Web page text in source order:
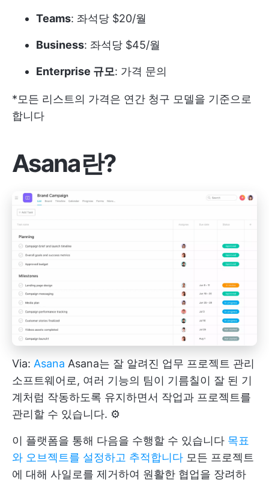
Teams: 좌석당 $20/월
Business: 좌석당 $45/월
Enterprise 규모: 가격 문의
*모든 리스트의 가격은 연간 청구 모델을 기준으로
합니다
Asana란?
Via: Asana Asana는 잘 알려진 업무 프로젝트 관리
소프트웨어로, 여러 기능의 팀이 기름칠이 잘 된 기
계처럼 작동하도록 유지하면서 작업과 프로젝트를
관리할 수 있습니다. ⚙️
이 플랫폼을 통해 다음을 수행할 수 있습니다 목표
와 오브젝트를 설정하고 추적합니다 모든 프로젝트
에 대해 사일로를 제거하여 원활한 협업을 장려하